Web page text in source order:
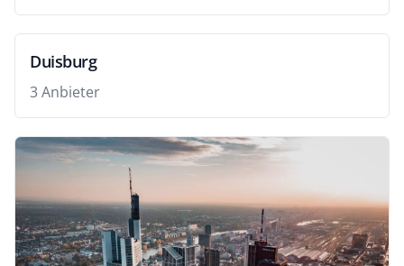
Duisburg
3 Anbieter